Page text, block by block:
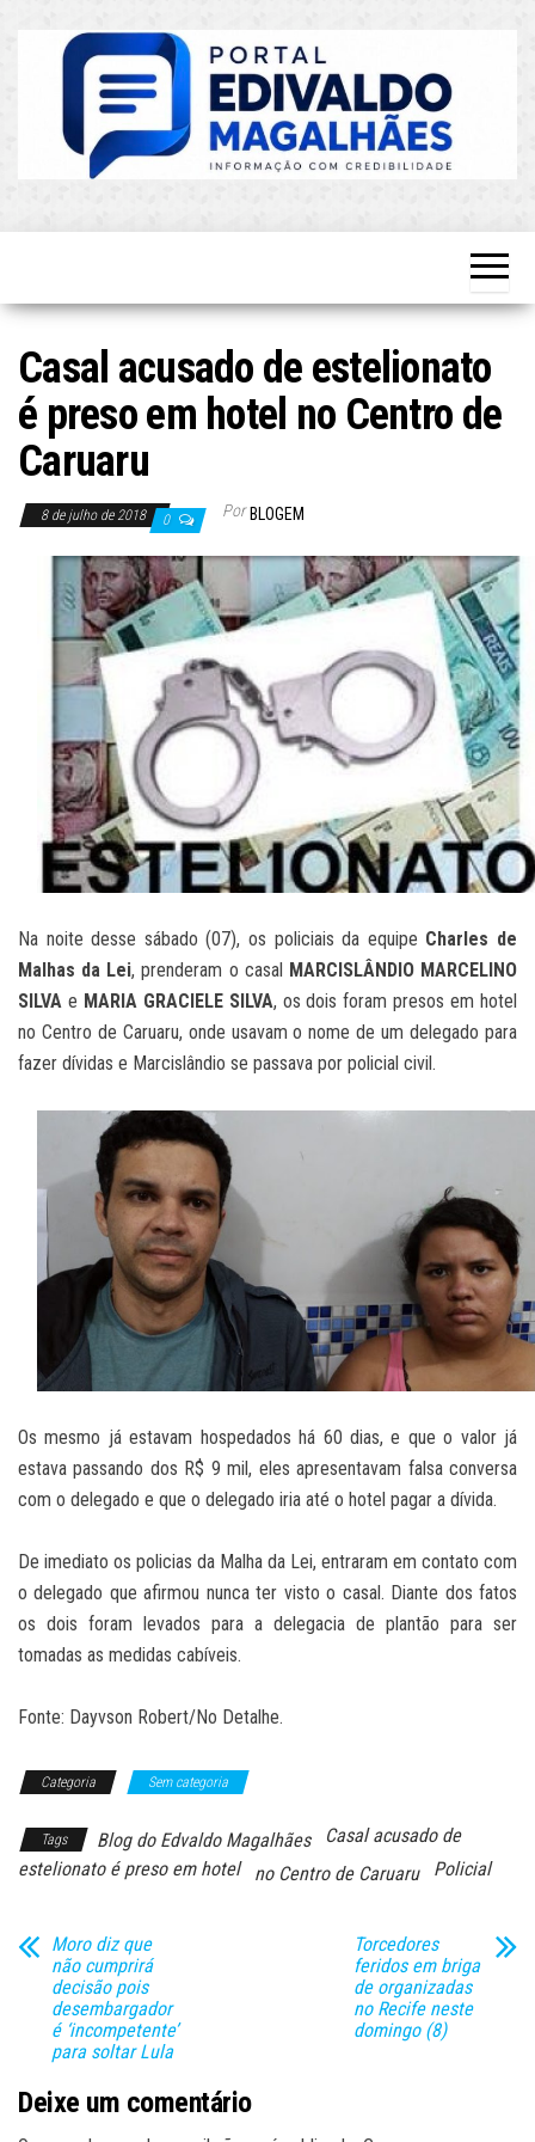
Atualizado!
Casal acusado de estelionato
é preso em hotel no Centro de
Caruaru
8 de julho de 2018 0 Por BLOGEM
Na noite desse sábado (07), os policiais da equipe Charles de
Malhas da Lei, prenderam o casal MARCISLÂNDIO MARCELINO
SILVA e MARIA GRACIELE SILVA, os dois foram presos em hotel
no Centro de Caruaru, onde usavam o nome de um delegado para
fazer dívidas e Marcislândio se passava por policial civil.
Os mesmo já estavam hospedados há 60 dias, e que o valor já
estava passando dos R$ 9 mil, eles apresentavam falsa conversa
com o delegado e que o delegado iria até o hotel pagar a dívida.
De imediato os policias da Malha da Lei, entraram em contato com
o delegado que afirmou nunca ter visto o casal. Diante dos fatos
os dois foram levados para a delegacia de plantão para ser
tomadas as medidas cabíveis.
Fonte: Dayvson Robert/No Detalhe.
Categoria Sem categoria
Tags Blog do Edvaldo Magalhães
Casal acusado de
estelionato é preso em hotel
no Centro de Caruaru Policial
Moro diz que
não cumprirá
decisão pois
desembargador
é ‘incompetente’
para soltar Lula
Torcedores
feridos em briga
de organizadas
no Recife neste
domingo (8)
Deixe um comentário